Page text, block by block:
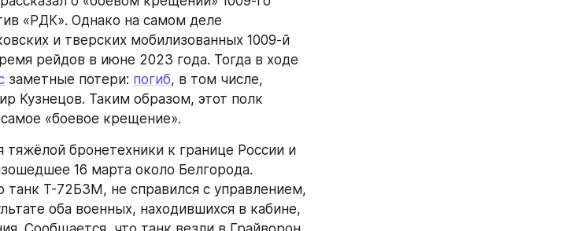
«РДК». Однако на самом деле
и тверских мобилизованных 1009-й
рейдов в июне 2023 года. Тогда в ходе
заметные потери: погиб, в том числе,
Кузнецов. Таким образом, этот полк
«боевое крещение».
бронетехники к границе России и
16 марта около Белгорода.
танк Т-72Б3М, не справился с управлением,
оба военных, находившихся в кабине,